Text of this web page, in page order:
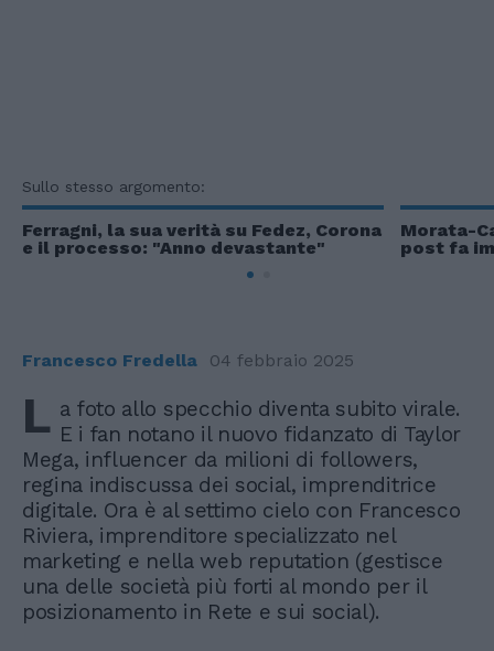
Sullo stesso argomento:
Ferragni, la sua verità su Fedez, Corona
e il processo: "Anno devastante"
Morata-
post fa
Francesco Fredella 04 febbraio 2025
L a foto allo specchio diventa subito virale.
E i fan notano il nuovo fidanzato di Taylor
Mega, influencer da milioni di followers,
regina indiscussa dei social, imprenditrice
digitale. Ora è al settimo cielo con Francesco
Riviera, imprenditore specializzato nel
marketing e nella web reputation (gestisce
una delle società più forti al mondo per il
posizionamento in Rete e sui social).